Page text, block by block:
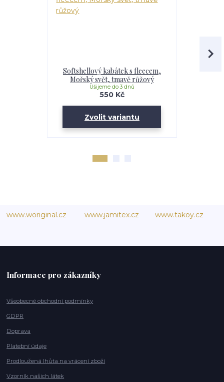
Softshellový kabátek s fleecem,
Mořský svět, tmavě růžový
550 Kč
Ušijeme do 3 dnů
Zvolit variantu
www.woriginal.cz www.jamitex.cz www.takoy.cz
Informace pro zákazníky
Všeobecné obchodní podmínky
GDPR
Doprava
Platební údaje
Prodloužená lhůta na vrácení zboží
Vzorník našich látek